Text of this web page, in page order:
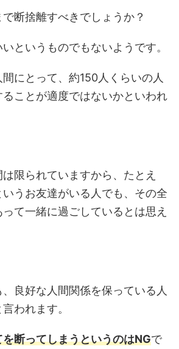
断捨離すべきでしょうか？
というものでもないようです。
にとって、約150人くらいの人
ることが適度ではないかといわれ
限られていますから、たとえ
うお友達がいる人でも、その全
て一緒に過ごしているとは思え
良好な人間関係を保っている人
われます。
を断ってしまうというのはNGで